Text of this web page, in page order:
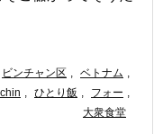
ビンチャン区 , ベトナム ,
, ひとり飯 , フォー ,
大衆食堂